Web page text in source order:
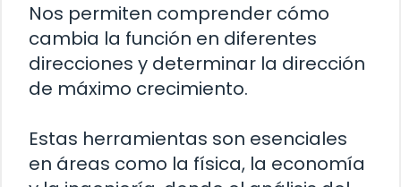
Nos permiten comprender cómo
cambia la función en diferentes
direcciones y determinar la dirección
de máximo crecimiento.
Estas herramientas son esenciales
en áreas como la física, la economía